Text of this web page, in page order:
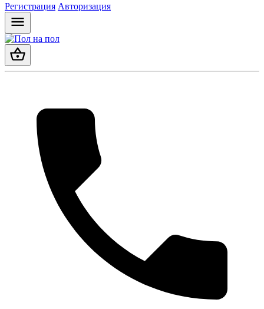
Регистрация Авторизация